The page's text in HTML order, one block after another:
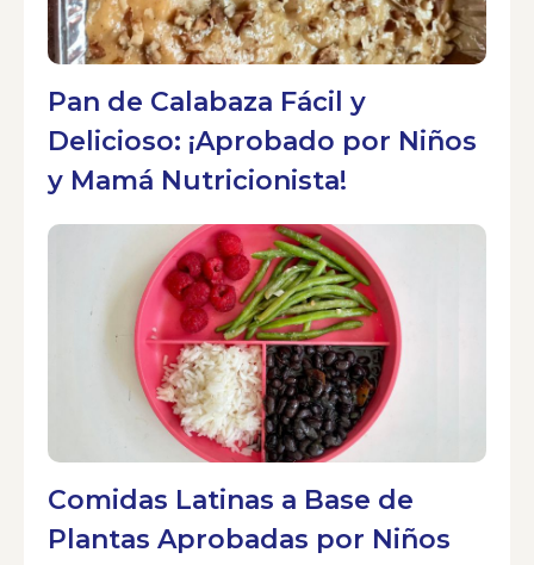
Pan de Calabaza Fácil y
Delicioso: ¡Aprobado por Niños
y Mamá Nutricionista!
Comidas Latinas a Base de
Plantas Aprobadas por Niños